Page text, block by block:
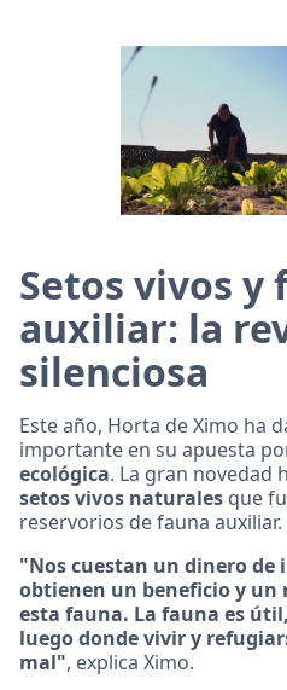
Setos vivos y
auxiliar: la
silenciosa
Este año, Horta de Ximo ha
importante en su apuesta
ecológica. La gran novedad
setos vivos naturales que
reservorios de fauna auxiliar.
"Nos cuestan un dinero de
obtienen un beneficio y un
esta fauna. La fauna es
luego donde vivir y
mal", explica Ximo.